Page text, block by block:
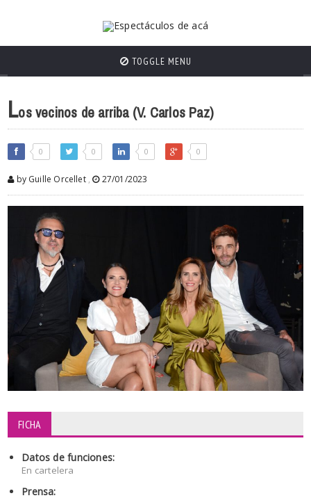
TOGGLE MENU
Los vecinos de arriba (V. Carlos Paz)
0 0 0 0
by Guille Orcellet , 27/01/2023
FICHA
Datos de funciones:
En cartelera
Prensa: